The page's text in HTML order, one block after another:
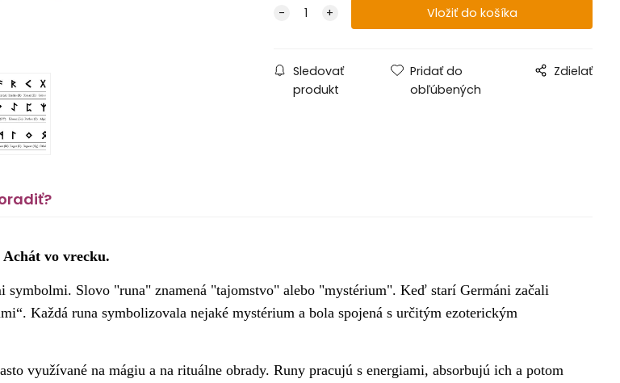
Sledovať
produkt
Pridať do
obľúbených
Zdielať
vo vrecku.
symbolmi. Slovo "runa" znamená "tajomstvo" alebo "mystérium". Keď starí Germáni začali
Každá runa symbolizovala nejaké mystérium a bola spojená s určitým ezoterickým
využívané na mágiu a na rituálne obrady. Runy pracujú s energiami, absorbujú ich a potom